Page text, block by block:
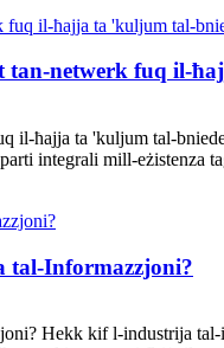
netwerk fuq il-
il-ħajja ta 'kuljum tal-
integrali mill-eżistenza
Informazzjoni?
Hekk kif l-industrija